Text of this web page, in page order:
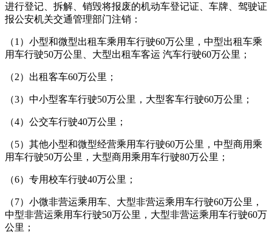
进行登记、拆解、销毁将报废的机动车登记证、车牌、驾驶证
报公安机关交通管理部门注销：
（1）小型和微型出租车乘用车行驶60万公里，中型出租车乘
用车行驶50万公里、大型出租车客运 汽车行驶60万公里；
（2）出租客车60万公里；
（3）中小型客车行驶50万公里，大型客车行驶60万公里；
（4）公交车行驶40万公里；
（5）其他小型和微型经营乘用车行驶60万公里，中型商用乘
用车行驶50万公里，大型商用乘用车行驶80万公里；
（6）专用校车行驶40万公里；
（7）小微非营运乘用车、大型非营运乘用车行驶60万公里，
中型非营运乘用车行驶50万公里，大型非营运乘用车行驶60万
公里；